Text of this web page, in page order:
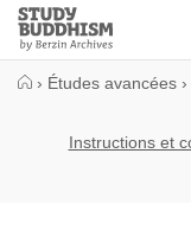
Close
Study
Buddhism
Home
› Études avancées ›
Instructions et